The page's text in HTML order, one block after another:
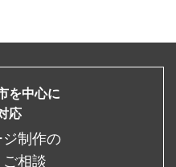
を中心に
応
制作の
相談